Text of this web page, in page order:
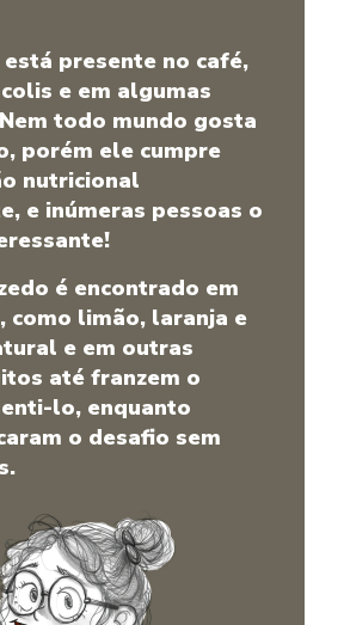
presente no café,
e em algumas
todo mundo gosta
porém ele cumpre
nutricional
e inúmeras pessoas o
é encontrado em
como limão, laranja e
e em outras
até franzem o
lo, enquanto
o desafio sem